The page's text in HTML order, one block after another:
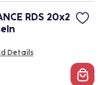
RDS 20x2
Details